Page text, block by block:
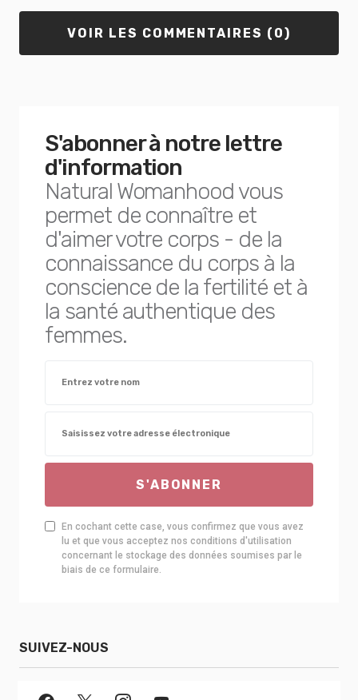
VOIR LES COMMENTAIRES (0)
S'abonner à notre lettre
d'information
Natural Womanhood vous
permet de connaître et
d'aimer votre corps - de la
connaissance du corps à la
conscience de la fertilité et à
la santé authentique des
femmes.
S'ABONNER
En cochant cette case, vous confirmez que vous avez
lu et que vous acceptez nos conditions d'utilisation
concernant le stockage des données soumises par le
biais de ce formulaire.
SUIVEZ-NOUS